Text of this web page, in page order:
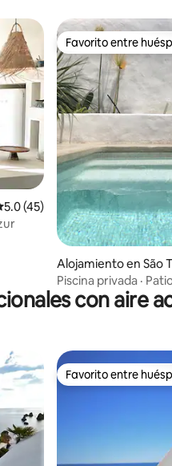
promedio: 5.0 de 5,
5.0 (45)
Favorito entre
Favorito entre
Alojamiento en São
Piscina privada ·
con aire
Favorito entre
Favorito entre